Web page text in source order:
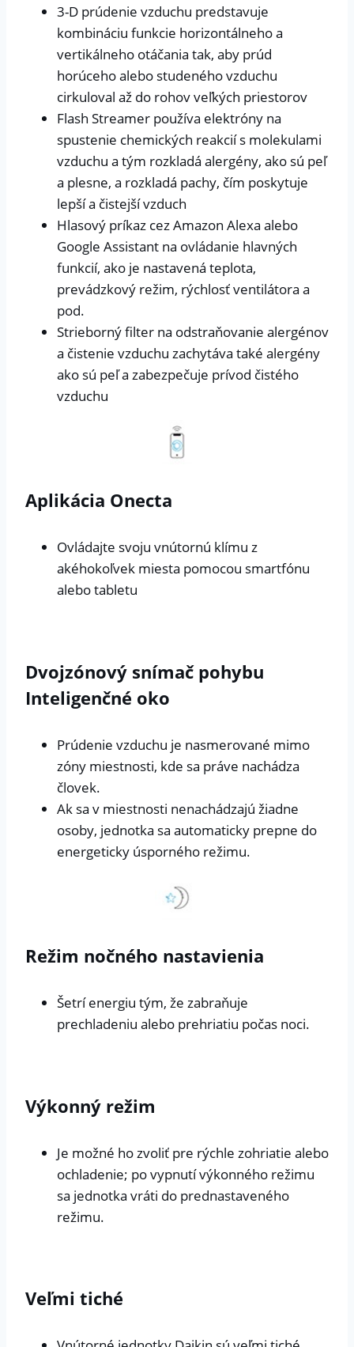
3-D prúdenie vzduchu predstavuje
kombináciu funkcie horizontálneho a
vertikálneho otáčania tak, aby prúd
horúceho alebo studeného vzduchu
cirkuloval až do rohov veľkých priestorov
Flash Streamer používa elektróny na
spustenie chemických reakcií s molekulami
vzduchu a tým rozkladá alergény, ako sú peľ
a plesne, a rozkladá pachy, čím poskytuje
lepší a čistejší vzduch
Hlasový príkaz cez Amazon Alexa alebo
Google Assistant na ovládanie hlavných
funkcií, ako je nastavená teplota,
prevádzkový režim, rýchlosť ventilátora a
pod.
Strieborný filter na odstraňovanie alergénov
a čistenie vzduchu zachytáva také alergény
ako sú peľ a zabezpečuje prívod čistého
vzduchu
Aplikácia Onecta
Ovládajte svoju vnútornú klímu z
akéhokoľvek miesta pomocou smartfónu
alebo tabletu
Dvojzónový snímač pohybu
Inteligenčné oko
Prúdenie vzduchu je nasmerované mimo
zóny miestnosti, kde sa práve nachádza
človek.
Ak sa v miestnosti nenachádzajú žiadne
osoby, jednotka sa automaticky prepne do
energeticky úsporného režimu.
Režim nočného nastavienia
Šetrí energiu tým, že zabraňuje
prechladeniu alebo prehriatiu počas noci.
Výkonný režim
Je možné ho zvoliť pre rýchle zohriatie alebo
ochladenie; po vypnutí výkonného režimu
sa jednotka vráti do prednastaveného
režimu.
Veľmi tiché